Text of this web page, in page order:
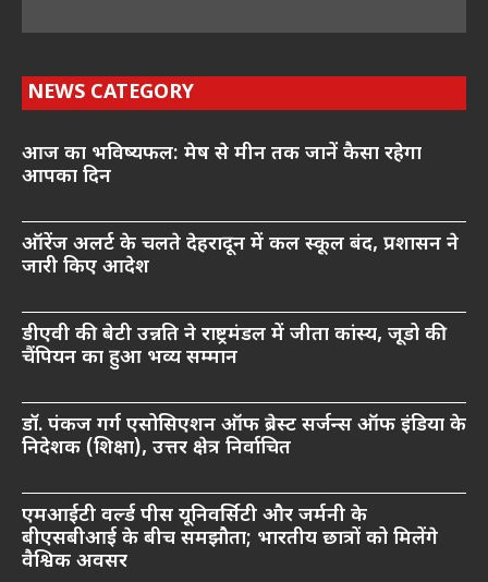
NEWS CATEGORY
आज का भविष्यफल: मेष से मीन तक जानें कैसा रहेगा
आपका दिन
ऑरेंज अलर्ट के चलते देहरादून में कल स्कूल बंद, प्रशासन ने
जारी किए आदेश
डीएवी की बेटी उन्नति ने राष्ट्रमंडल में जीता कांस्य, जूडो की
चैंपियन का हुआ भव्य सम्मान
डॉ. पंकज गर्ग एसोसिएशन ऑफ ब्रेस्ट सर्जन्स ऑफ इंडिया के
निदेशक (शिक्षा), उत्तर क्षेत्र निर्वाचित
एमआईटी वर्ल्ड पीस यूनिवर्सिटी और जर्मनी के
बीएसबीआई के बीच समझौता; भारतीय छात्रों को मिलेंगे
वैश्विक अवसर